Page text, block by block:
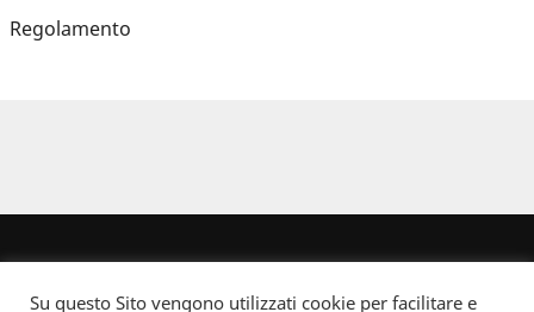
Regolamento
Su questo Sito vengono utilizzati cookie per facilitare e